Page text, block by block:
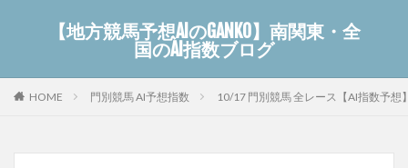
【地方競馬予想AIのGANKO】南関東・全
国のAI指数ブログ
HOME 門別競馬 AI予想指数 10/17 門別競馬 全レース【AI指数予